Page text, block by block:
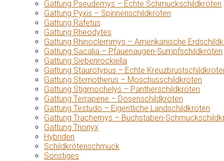
Gattung Pseudemys – Echte Schmuckschildkröten
Gattung Pyxis – Spinnenschildkröten
Gattung Rafetus
Gattung Rheodytes
Gattung Rhinoclemmys – Amerikanische
Gattung Sacalia – Pfauenaugen-Sumpfschildkröten
Gattung Siebenrockiella
Gattung Staurotypus – Echte
Gattung Sternotherus – Moschusschildkröten
Gattung Stigmochelys – Pantherschildkröten
Gattung Terrapene – Dosenschildkröten
Gattung Testudo – Eigentliche Landschildkröten
Gattung Trachemys – Buchstaben-
Gattung Trionyx
Hybriden
Schildkrötenschmuck
Sonstiges